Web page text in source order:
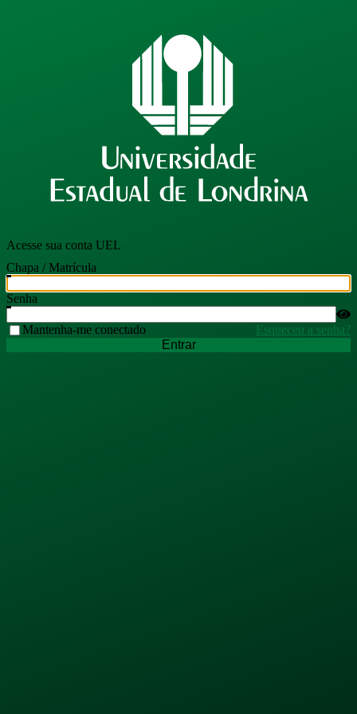
Acesse sua conta UEL
Chapa / Matrícula
Senha
Mantenha-me conectado
Esqueceu a senha?
Entrar